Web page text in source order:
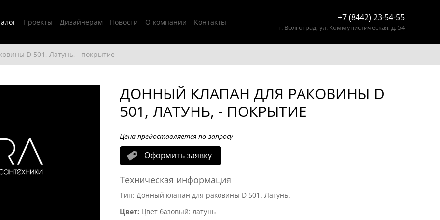
Проекты Дизайнерам Новости О компании Контакты +7 (8442) 23-54-55
г. Волгоград,ул. Коммунистическая, д. 54
D 501, Латунь, - покрытие
ДОННЫЙ КЛАПАН ДЛЯ РАКОВИНЫ D
501, ЛАТУНЬ, - ПОКРЫТИЕ
Цена предоставляется по запросу
Оформить заявку
Техническая информация
Тип: Донный клапан для раковины D 501. Латунь.
Цвет: Цвет базовый: латунь